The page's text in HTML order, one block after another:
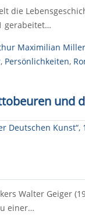
die
gerabeitet…
Maximilian Miller
, Persönlichkeiten,
und
Walter Geiger
einer…